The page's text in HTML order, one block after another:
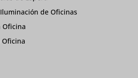
de Oficinas
Oficina
Oficina